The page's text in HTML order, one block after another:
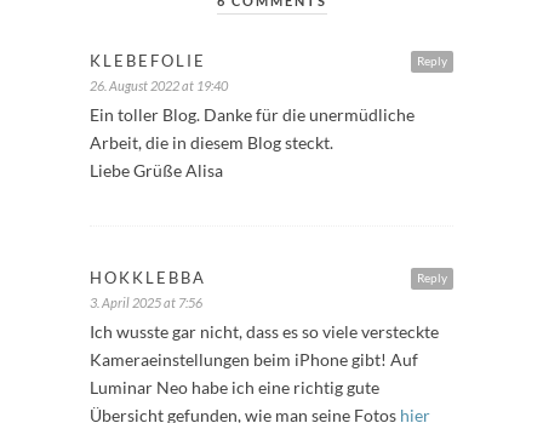
Reply
KLEBEFOLIE
26. August 2022 at 19:40
Ein toller Blog. Danke für die unermüdliche
Arbeit, die in diesem Blog steckt.
Liebe Grüße Alisa
Reply
HOKKLEBBA
3. April 2025 at 7:56
Ich wusste gar nicht, dass es so viele versteckte
Kameraeinstellungen beim iPhone gibt! Auf
Luminar Neo habe ich eine richtig gute
Übersicht gefunden, wie man seine Fotos hier